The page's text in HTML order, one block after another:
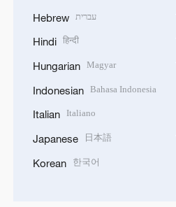
Hebrew עברית
Hindi हिन्दी
Hungarian Magyar
Indonesian Bahasa Indonesia
Italian Italiano
Japanese 日本語
Korean 한국어